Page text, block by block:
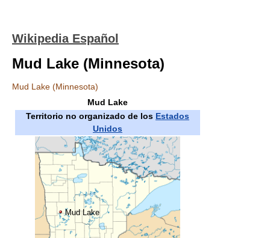
Wikipedia Español
Mud Lake (Minnesota)
Mud Lake (Minnesota)
Mud Lake
Territorio no organizado de los Estados
Unidos
Mud Lake